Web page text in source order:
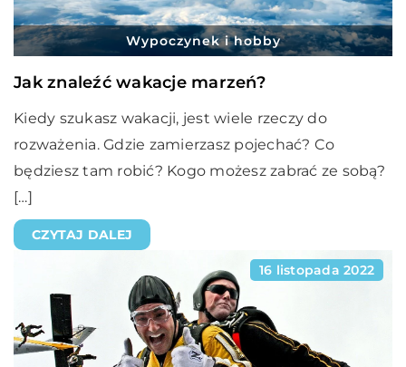
Wypoczynek i hobby
Jak znaleźć wakacje marzeń?
Kiedy szukasz wakacji, jest wiele rzeczy do
rozważenia. Gdzie zamierzasz pojechać? Co
będziesz tam robić? Kogo możesz zabrać ze sobą?
[…]
CZYTAJ DALEJ
16 listopada 2022